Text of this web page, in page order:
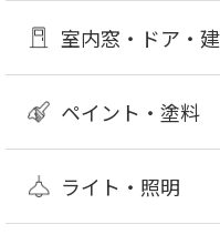
室内窓・ドア・
ペイント・塗料
ライト・照明